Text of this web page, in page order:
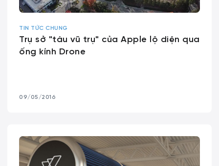
TIN TỨC CHUNG
Trụ sở "tàu vũ trụ" của Apple lộ diện qua
ống kính Drone
09/05/2016